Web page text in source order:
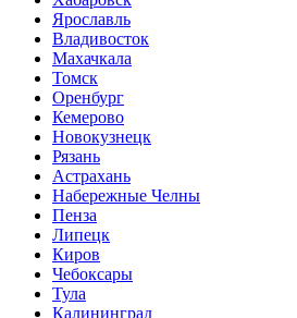
Ярославль
Владивосток
Махачкала
Томск
Оренбург
Кемерово
Новокузнецк
Рязань
Астрахань
Набережные Челны
Пенза
Липецк
Киров
Чебоксары
Тула
Калининград